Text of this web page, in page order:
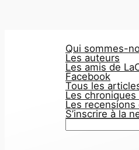
Qui sommes-
Les auteurs
Les amis de
Facebook
Tous les
Les
Les recensions
S’inscrire à la